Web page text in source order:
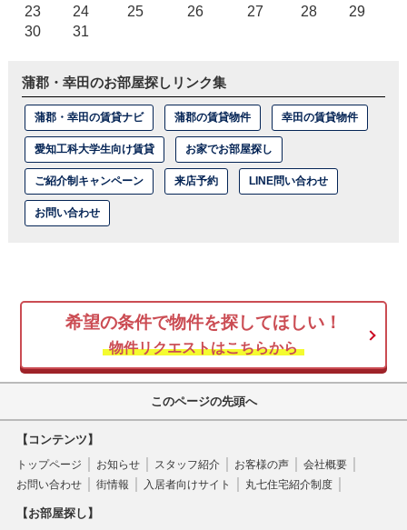
23
24 25 26 27 28
29
30
31
蒲郡・幸田のお部屋探しリンク集
蒲郡・幸田の賃貸ナビ 蒲郡の賃貸物件 幸田の賃貸物件
愛知工科大学生向け賃貸 お家でお部屋探し
ご紹介制キャンペーン 来店予約 LINE問い合わせ
お問い合わせ
希望の条件で物件を探してほしい！
物件リクエストはこちらから
このページの先頭へ
【コンテンツ】
トップページ お知らせ スタッフ紹介 お客様の声
会社概要
お問い合わせ
街情報 入居者向けサイト 丸七住宅紹介制度
【お部屋探し】